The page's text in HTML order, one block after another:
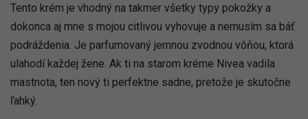
Tento krém je vhodný na takmer všetky typy pokožky a
dokonca aj mne s mojou citlivou vyhovuje a nemusím sa báť
podráždenia. Je parfumovaný jemnou zvodnou vôňou, ktorá
ulahodí každej žene. Ak ti na starom kréme Nivea vadila
mastnota, ten nový ti perfektne sadne, pretože je skutočne
ľahký.